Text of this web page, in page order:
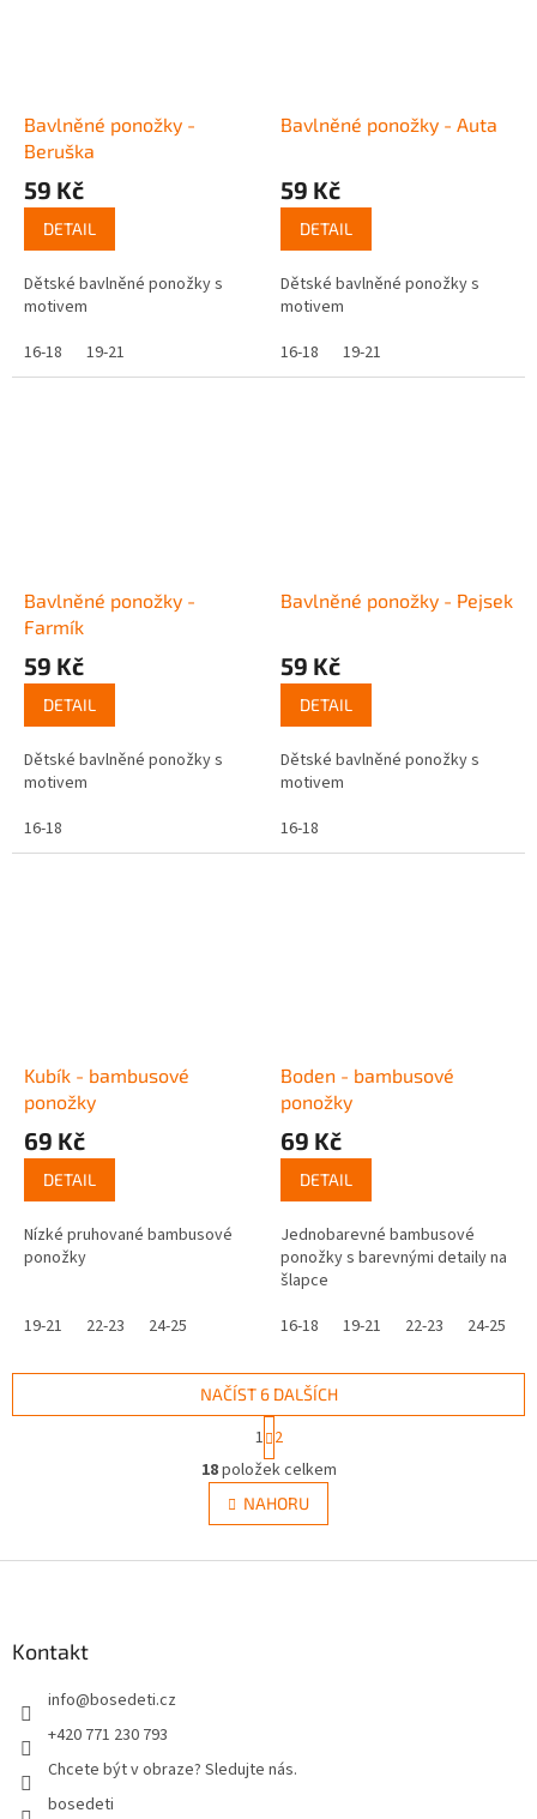
Bavlněné ponožky -
Beruška
59 Kč
DETAIL
Dětské bavlněné ponožky s
motivem
16-18
19-21
Bavlněné ponožky - Auta
59 Kč
DETAIL
Dětské bavlněné ponožky s
motivem
16-18
19-21
Bavlněné ponožky -
Farmík
59 Kč
DETAIL
Dětské bavlněné ponožky s
motivem
16-18
Bavlněné ponožky - Pejsek
59 Kč
DETAIL
Dětské bavlněné ponožky s
motivem
16-18
Kubík - bambusové
ponožky
69 Kč
DETAIL
Nízké pruhované bambusové
ponožky
19-21 22-23 24-25
Boden - bambusové
ponožky
69 Kč
DETAIL
Jednobarevné bambusové
ponožky s barevnými detaily na
šlapce
16-18
19-21 22-23 24-25
O
v
l
á
ý
NAČÍST 6 DALŠÍCH
t
r
á
n
k
v
1 2
18položek celkem
NAHORU
Kontakt
info@bosedeti.cz
+420 771 230 793
Chcete být v obraze? Sledujte nás.
bosedeti